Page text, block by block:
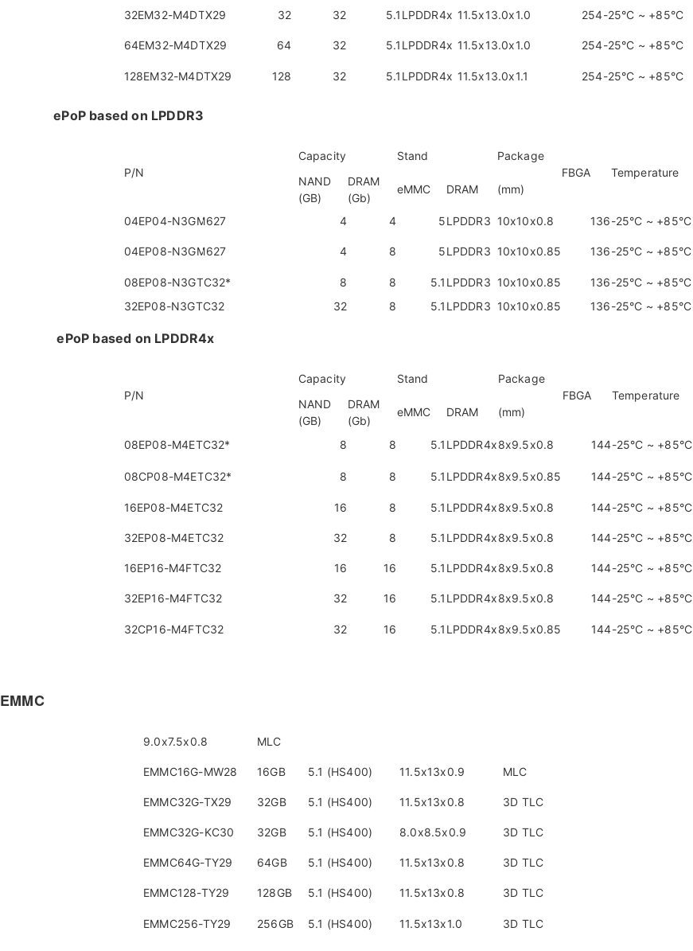
32EM32-M4DTX29 32 32 5.1 LPDDR4x 11.5x13.0x1.0 254-25°C ~ +85°C
64EM32-M4DTX29 64 32 5.1 LPDDR4x 11.5x13.0x1.0 254-25°C ~ +85°C
128EM32-M4DTX29 128 32 5.1 LPDDR4x 11.5x13.0x1.1 254-25°C ~ +85°C
ePoP based on LPDDR3
P/N
Capacity Stand
Package
FBGA
Temperature
NAND DRAM
eMMC DRAM (mm)
(GB)
(Gb)
04EP04-N3GM627
4 4 5LPDDR3 10x10x0.8 136-25°C ~ +85°C
04EP08-N3GM627 4 8 5LPDDR3 10x10x0.85 136-25°C ~ +85°C
08EP08-N3GTC32* 8 8 5.1 LPDDR3 10x10x0.85 136-25°C ~ +85°C
32EP08-N3GTC32
32 8 5.1 LPDDR3 10x10x0.85 136-25°C ~ +85°C
ePoP based on LPDDR4x
P/N
Capacity Stand
Package
FBGA
Temperature
NAND DRAM
eMMC DRAM (mm)
(GB)
(Gb)
08EP08-M4ETC32* 8 8 5.1 LPDDR4x8x9.5x0.8 144-25°C ~ +85°C
08CP08-M4ETC32* 8 8 5.1 LPDDR4x8x9.5x0.85 144-25°C ~ +85°C
16EP08-M4ETC32 16 8 5.1 LPDDR4x8x9.5x0.8 144-25°C ~ +85°C
32EP08-M4ETC32 32 8 5.1 LPDDR4x8x9.5x0.8 144-25°C ~ +85°C
16EP16-M4FTC32 16 16 5.1 LPDDR4x8x9.5x0.8 144-25°C ~ +85°C
32EP16-M4FTC32 32 16 5.1 LPDDR4x8x9.5x0.8 144-25°C ~ +85°C
32CP16-M4FTC32 32 16 5.1 LPDDR4x8x9.5x0.85 144-25°C ~ +85°C
EMMC
9.0x7.5x0.8 MLC
EMMC16G-MW28 16GB 5.1 (HS400) 11.5x13x0.9 MLC
EMMC32G-TX29 32GB 5.1 (HS400) 11.5x13x0.8 3D TLC
EMMC32G-KC30 32GB 5.1 (HS400) 8.0x8.5x0.9 3D TLC
EMMC64G-TY29 64GB 5.1 (HS400) 11.5x13x0.8 3D TLC
EMMC128-TY29 128GB 5.1 (HS400) 11.5x13x0.8 3D TLC
EMMC256-TY29 256GB 5.1 (HS400) 11.5x13x1.0 3D TLC